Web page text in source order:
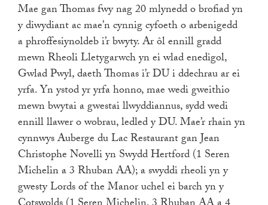
Mae gan Thomas fwy nag 20 mlynedd o brofiad yn
y diwydiant ac mae’n cynnig cyfoeth o arbenigedd
a phroffesiynoldeb i’r bwyty. Ar ôl ennill gradd
mewn Rheoli Lletygarwch yn ei wlad enedigol,
Gwlad Pwyl, daeth Thomas i’r DU i ddechrau ar ei
yrfa. Yn ystod yr yrfa honno, mae wedi gweithio
mewn bwytai a gwestai llwyddiannus, sydd wedi
ennill llawer o wobrau, ledled y DU. Mae’r rhain yn
cynnwys Auberge du Lac Restaurant gan Jean
Christophe Novelli yn Swydd Hertford (1 Seren
Michelin a 3 Rhuban AA); a swyddi rheoli yn y
gwesty Lords of the Manor uchel ei barch yn y